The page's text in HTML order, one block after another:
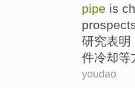
pipe is
研究表明
件冷却等
youdao